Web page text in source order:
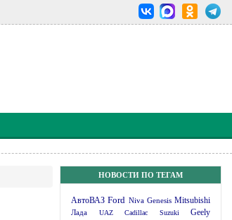
НОВОСТИ ПО ТЕГАМ
АвтоВАЗ Ford Niva Genesis Mitsubishi
Лада UAZ Cadillac Suzuki Geely